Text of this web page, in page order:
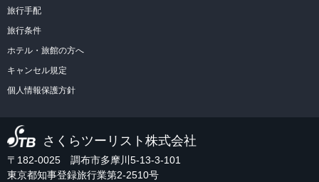
旅行手配
旅行条件
ホテル・旅館の方へ
キャンセル規定
個人情報保護方針
さくらツーリスト株式会社
〒182-0025 調布市多摩川5-13-3-101
東京都知事登録旅行業第2-2510号